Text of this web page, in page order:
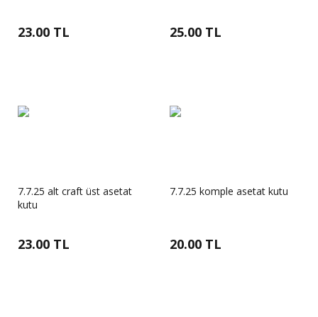
23.00 TL 25.00 TL
7.7.25 alt craft üst asetat
kutu
23.00 TL
7.7.25 komple asetat kutu
20.00 TL